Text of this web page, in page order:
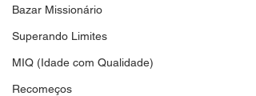
Bazar Missionário
Superando Limites
MIQ (Idade com Qualidade)
Recomeços